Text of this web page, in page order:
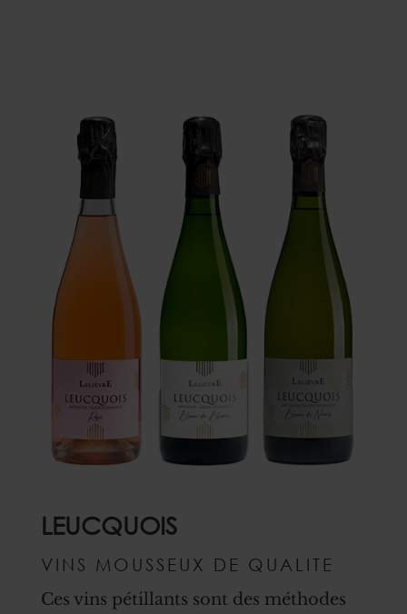
LEUCQUOIS
VINS MOUSSEUX DE QUALITE
Ces vins pétillants sont des méthodes